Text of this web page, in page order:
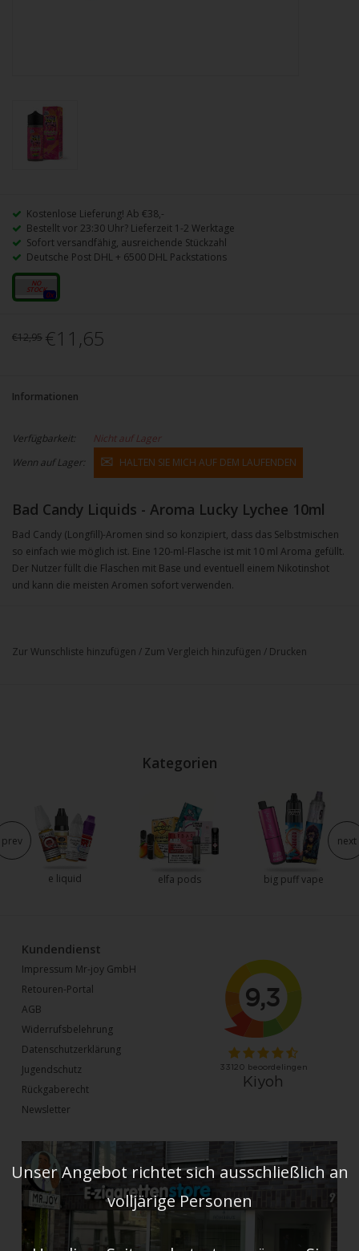
Kostenlose Lieferung! Ab €38,-
Bestellt vor 23:30 Uhr? Lieferzeit 1-2 Werktage
Sofort versandfähig, ausreichende Stückzahl
Deutsche Post DHL + 6500 DHL Packstations
10ml
0x
€12,95 €11,65
Informationen
Verfügbarkeit:
Nicht auf Lager
Wenn auf Lager:
HALTEN SIE MICH AUF DEM LAUFENDEN
Bad Candy Liquids - Aroma Lucky Lychee 10ml
Bad Candy (Longfill)-Aromen sind so konzipiert, dass das Selbstmischen
so einfach wie möglich ist. Eine 120-ml-Flasche ist mit 10 ml Aroma gefüllt.
Der Nutzer füllt die Flaschen mit Base und eventuell einem Nikotinshot
und kann die meisten Aromen sofort verwenden.
Zur Wunschliste hinzufügen / Zum Vergleich hinzufügen / Drucken
Kategorien
e liquid elfa pods big puff vape
prev next
Kundendienst
Impressum Mr-joy GmbH
Retouren-Portal
AGB
Widerrufsbelehrung
Datenschutzerklärung
Jugendschutz
Rückgaberecht
Newsletter
Unser Angebot richtet sich ausschließlich an
volljärige Personen